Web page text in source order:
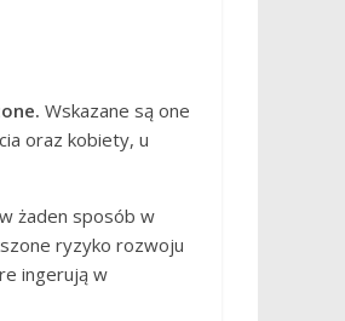
Wskazane są one
oraz kobiety, u
żaden sposób w
ryzyko rozwoju
ingerują w